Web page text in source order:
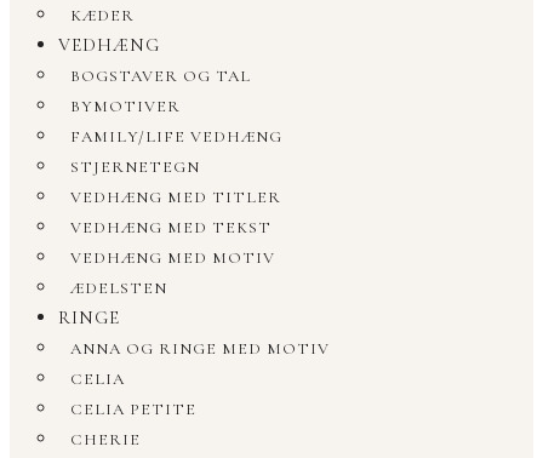
KÆDER
VEDHÆNG
BOGSTAVER OG TAL
BYMOTIVER
FAMILY/LIFE VEDHÆNG
STJERNETEGN
VEDHÆNG MED TITLER
VEDHÆNG MED TEKST
VEDHÆNG MED MOTIV
ÆDELSTEN
RINGE
ANNA OG RINGE MED MOTIV
CELIA
CELIA PETITE
CHERIE